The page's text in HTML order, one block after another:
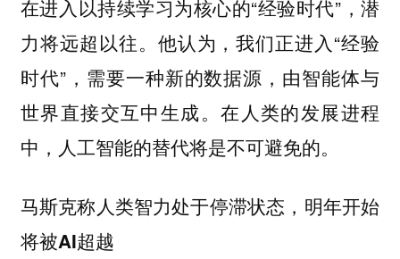
在进入以持续学习为核心的“经验时代”，潜
力将远超以往。他认为，我们正进入“经验
时代”，需要一种新的数据源，由智能体与
世界直接交互中生成。在人类的发展进程
中，人工智能的替代将是不可避免的。
马斯克称人类智力处于停滞状态，明年开始
将被AI超越